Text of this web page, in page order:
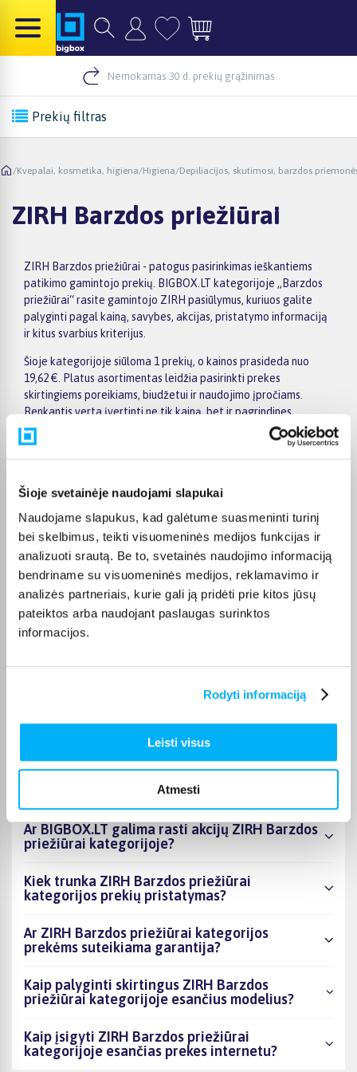
Šioje svetainėje naudojami slapukai
Naudojame slapukus, kad galėtume suasmeninti turinį
bei skelbimus, teikti visuomeninės medijos funkcijas ir
analizuoti srautą. Be to, svetainės naudojimo informaciją
bendriname su visuomeninės medijos, reklamavimo ir
analizės partneriais, kurie gali ją pridėti prie kitos jūsų
pateiktos arba naudojant paslaugas surinktos
informacijos.
Rodyti informaciją
Leisti visus
Atmesti
Nemokamas 30 d. prekių grąžinimas
Prekių filtras
/Kvepalai, kosmetika, higiena/Higiena/Depiliacijos, skutimosi, barzdos
ZIRH Barzdos priežiūrai
ZIRH Barzdos priežiūrai - patogus pasirinkimas ieškantiems
patikimo gamintojo prekių. BIGBOX.LT kategorijoje „Barzdos
priežiūrai“ rasite gamintojo ZIRH pasiūlymus, kuriuos galite
palyginti pagal kainą, savybes, akcijas, pristatymo informaciją
ir kitus svarbius kriterijus.
Šioje kategorijoje siūloma 1 prekių, o kainos prasideda nuo
19,62 €. Platus asortimentas leidžia pasirinkti prekes
skirtingiems poreikiams, biudžetui ir naudojimo įpročiams.
Renkantis verta įvertinti ne tik kainą, bet ir pagrindines
savybes, funkcionalumą, komplektaciją, garantijos sąlygas bei
taikomus specialius pasiūlymus.
pasiūlymus ir patogiai palyginti ZIRH prekes tarpusavyje.
informaciją ir prekės aprašymą, kad galėtumėte priimti patogų
ir apgalvotą sprendimą.
Palyginkite ZIRH prekes BIGBOX.LT ir išsirinkite tinkamiausią
DUK
esantys produktai šiuo metu populiariausi?
Kiek prekių yra ZIRH Barzdos priežiūrai
Ar BIGBOX.LT galima rasti akcijų ZIRH Barzdos
priežiūrai kategorijoje?
Kiek trunka ZIRH Barzdos priežiūrai
kategorijos prekių pristatymas?
Ar ZIRH Barzdos priežiūrai kategorijos
prekėms suteikiama garantija?
Kaip palyginti skirtingus ZIRH Barzdos
priežiūrai kategorijoje esančius modelius?
Kaip įsigyti ZIRH Barzdos priežiūrai
kategorijoje esančias prekes internetu?